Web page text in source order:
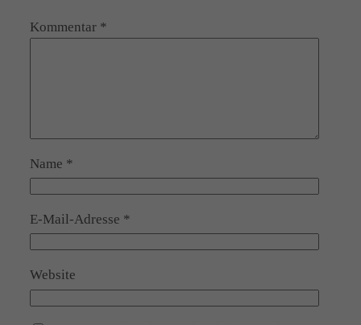
Kommentar *
Name *
E-Mail-Adresse *
Website